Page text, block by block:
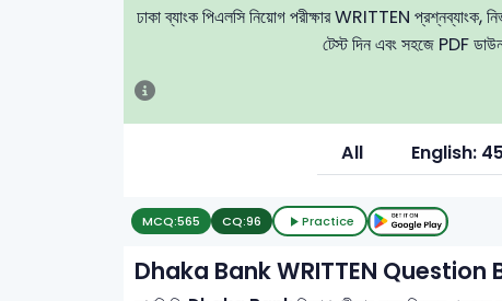
ঢাকা ব্যাংক পিএলসি নিয়োগ পরীক্ষার WRITTEN প্রশ্নব্যাংক,
টেস্ট দিন এবং সহজে PDF
All English: 45
MCQ:565 CQ:96 Practice
Dhaka Bank WRITTEN Question